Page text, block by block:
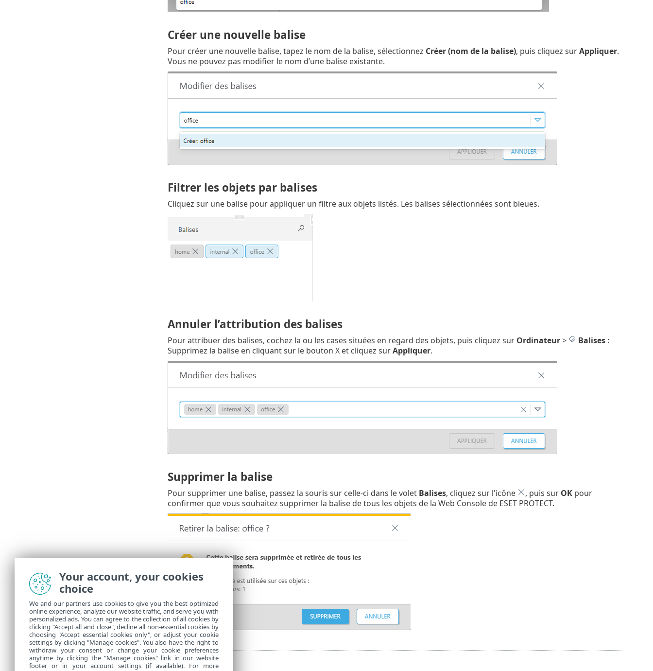
Créer une nouvelle balise
Pour créer une nouvelle balise, tapez le nom de la balise, sélectionnez Créer (nom de la balise), puis cliquez surAppliquer.
Vous ne pouvez pas modifier le nom d’une balise existante.
Filtrer les objets par balises
Cliquez sur une balise pour appliquer un filtre aux objets listés. Les balises sélectionnées sont bleues.
Annuler l’attribution des balises
Pour attribuer des balises, cochez la ou les cases situées en regard des objets, puis cliquez sur Ordinateur> Balises:
Supprimez la balise en cliquant sur le bouton X et cliquez surAppliquer.
Supprimer la balise
Pour supprimer une balise, passez la souris sur celle-ci dans le volet Balises, cliquez sur l'icône , puis sur OKpour
confirmer que vous souhaitez supprimer la balise de tous les objets de la Web Console de ESET PROTECT.
Your account, your cookies
choice
We and our partners use cookies to give you the best optimized
online experience, analyze our website traffic, and serve you with
personalized ads. You can agree to the collection of all cookies by
clicking "Accept all and close", decline all non-essential cookies by
choosing "Accept essential cookies only", or adjust your cookie
settings by clicking "Manage cookies". You also have the right to
withdraw your consent or change your cookie preferences
anytime by clicking the "Manage cookies" link in our website
footer or in your account settings (if available). For more